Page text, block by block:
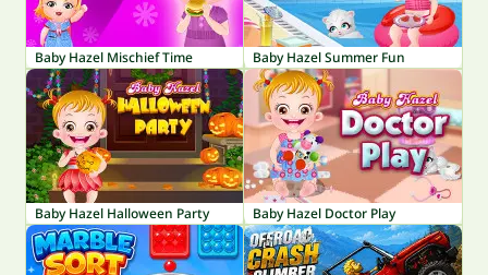
Baby Hazel Mischief Time Baby Hazel Summer Fun
Baby Hazel Halloween Party Baby Hazel Doctor Play